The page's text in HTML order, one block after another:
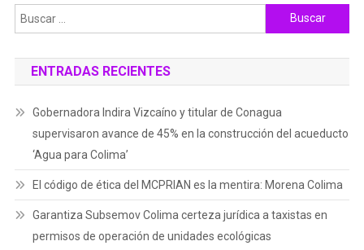
Buscar:
ENTRADAS RECIENTES
Gobernadora Indira Vizcaíno y titular de Conagua
supervisaron avance de 45% en la construcción del acueducto
‘Agua para Colima’
El código de ética del MCPRIAN es la mentira: Morena Colima
Garantiza Subsemov Colima certeza jurídica a taxistas en
permisos de operación de unidades ecológicas